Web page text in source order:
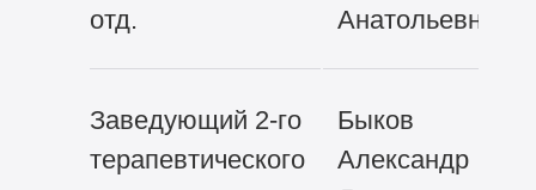
отд.
Анатольевна
Заведующий 2-го
терапевтического
Быков
Александр